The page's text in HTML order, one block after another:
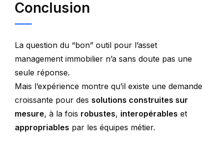
Conclusion
La question du “bon” outil pour l’asset
management immobilier n’a sans doute pas une
seule réponse.
Mais l’expérience montre qu’il existe une demande
croissante pour des solutions construites sur
mesure, à la fois robustes, interopérables et
appropriables par les équipes métier.